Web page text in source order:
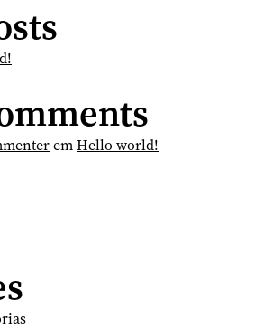
emHello world!